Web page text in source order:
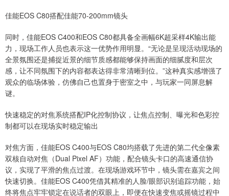
佳能EOS C80搭配佳能70-200mm镜头
同时，佳能EOS C400和EOS C80都具备全画幅6K超采样4K输出能
力，现场工作人员也表示这一优势作用明显。“无论是呈现活动现场的
全景氛围还是捕捉近景的细节质感都能够保持画面的细腻度和层次
感，让不同氛围下的内容都表达得非常清晰到位。”这种真实感增强了
观众的临场体验，仿佛自己也置身于密室之中，与玩家一同屏息解
谜。
快速稳定的对焦系统搭配IP化控制协议，让焦点控制、曝光和色彩控
制都可以在现场实时稳定输出
对焦方面，佳能EOS C400与EOS C80均搭载了先进的第二代全像素
双核自动对焦（Dual Pixel AF）功能，配合镜头卡口的高速通信协
议，实现了平滑的焦点过渡。在现场游戏环节中，镜头需在嘉宾之间
快速切换。佳能EOS C400凭借其精准的人脸/眼部识别追踪功能，始
终将焦点牢牢锁定在说话者的双眼上，即便在快速变焦或摇镜过程中